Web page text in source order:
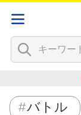
バトル